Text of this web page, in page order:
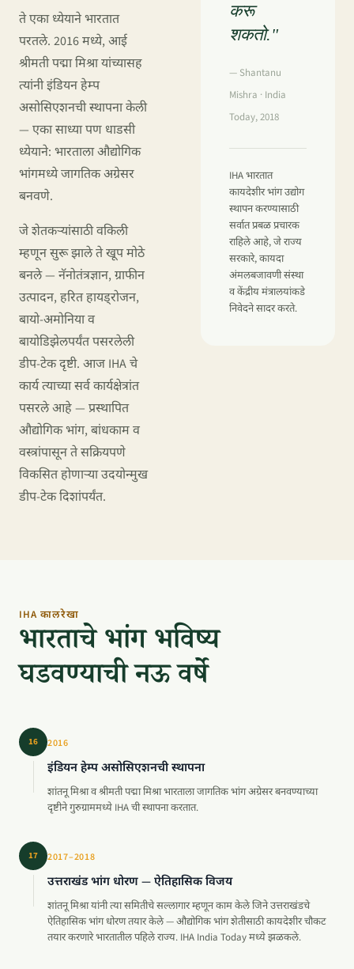
ते एका ध्येयाने भारतात
परतले. 2016 मध्ये, आई
श्रीमती पद्मा मिश्रा यांच्यासह
त्यांनी इंडियन हेम्प
असोसिएशनची स्थापना केली
— एका साध्या पण धाडसी
ध्येयाने: भारताला औद्योगिक
भांगमध्ये जागतिक अग्रेसर
बनवणे.
जे शेतकऱ्यांसाठी वकिली
म्हणून सुरू झाले ते खूप मोठे
बनले — नॅनोतंत्रज्ञान, ग्राफीन
उत्पादन, हरित हायड्रोजन,
बायो-अमोनिया व
बायोडिझेलपर्यंत पसरलेली
डीप-टेक दृष्टी. आज IHA चे
कार्य त्याच्या सर्व कार्यक्षेत्रांत
पसरले आहे — प्रस्थापित
औद्योगिक भांग, बांधकाम व
वस्त्रांपासून ते सक्रियपणे
विकसित होणाऱ्या उदयोन्मुख
डीप-टेक दिशांपर्यंत.
करू
शकतो."
— Shantanu
Mishra · India
Today, 2018
IHA भारतात
कायदेशीर भांग उद्योग
स्थापन करण्यासाठी
सर्वात प्रबळ प्रचारक
राहिले आहे, जे राज्य
सरकारे, कायदा
अंमलबजावणी संस्था
व केंद्रीय मंत्रालयांकडे
निवेदने सादर करते.
IHA कालरेखा
भारताचे भांग भविष्य
घडवण्याची नऊ वर्षे
16 2016
इंडियन हेम्प असोसिएशनची स्थापना
शांतनू मिश्रा व श्रीमती पद्मा मिश्रा भारताला जागतिक भांग अग्रेसर बनवण्याच्या
दृष्टीने गुरुग्राममध्ये IHA ची स्थापना करतात.
17 2017–2018
उत्तराखंड भांग धोरण — ऐतिहासिक विजय
शांतनू मिश्रा यांनी त्या समितीचे सल्लागार म्हणून काम केले जिने उत्तराखंडचे
ऐतिहासिक भांग धोरण तयार केले — औद्योगिक भांग शेतीसाठी कायदेशीर चौकट
तयार करणारे भारतातील पहिले राज्य. IHA India Today मध्ये झळकले.